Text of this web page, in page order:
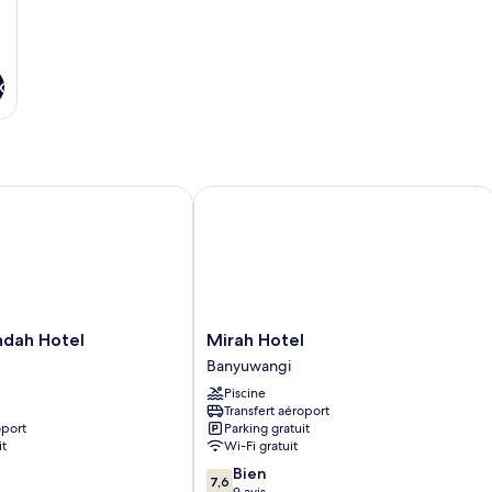
Hotel
Hotel
Mirah
Hotel
Banyuwangi
Mirah Hotel
Banyuwangi
Piscine
Transfert aéroport
Parking gratuit
Wi-Fi gratuit
7.6
7,6 Bien
Mirah Hotel